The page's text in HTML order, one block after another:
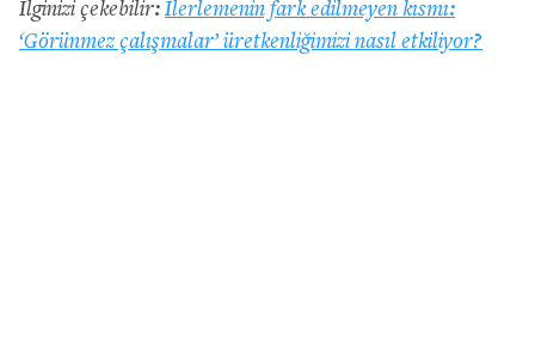
İlginizi çekebilir: İlerlemenin fark edilmeyen kısmı:
‘Görünmez çalışmalar’ üretkenliğimizi nasıl etkiliyor?